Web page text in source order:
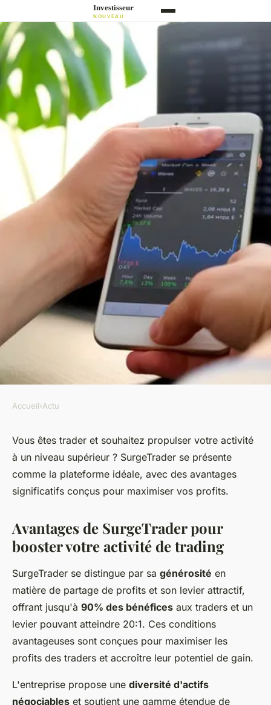
Boostez votre activité trading
avec Surgetrader
mirabelle•30 mars 2024•3 min de lecture
Accueil›Actu
Vous êtes trader et souhaitez propulser votre activité
à un niveau supérieur ? SurgeTrader se présente
comme la plateforme idéale, avec des avantages
significatifs conçus pour maximiser vos profits.
Avantages de SurgeTrader pour
booster votre activité de trading
SurgeTrader se distingue par sa générosité en
matière de partage de profits et son levier attractif,
offrant jusqu'à 90% des bénéfices aux traders et un
levier pouvant atteindre 20:1. Ces conditions
avantageuses sont conçues pour maximiser les
profits des traders et accroître leur potentiel de gain.
L'entreprise propose une diversité d'actifs
négociables et soutient une gamme étendue de